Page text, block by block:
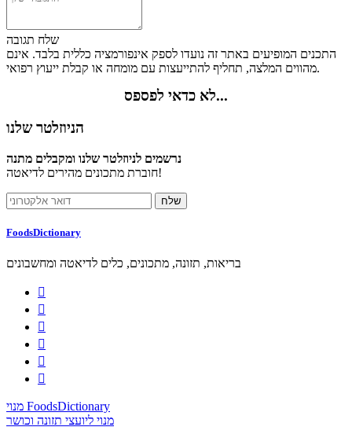
שלח תגובה
התכנים המופיעים באתר זה נועדו לספק אינפורמציה כללית בלבד. אינם
מהווים המלצה, תחליף להתייעצות עם מומחה או קבלת ייעוץ רפואי.
לא כדאי לפספס...
הניוזלטר שלנו
נרשמים לניוזלטר שלנו ומקבלים מתנה
חוברת מתכונים מהירים לדיאטה!
FoodsDictionary
בריאות, תזונה, מתכונים, כלים לדיאטה ומחשבונים






מנוי FoodsDictionary
מנוי ליועצי תזונה וכושר